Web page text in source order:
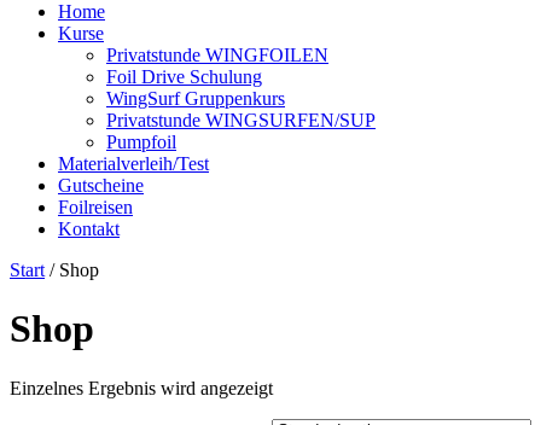
Home
Kurse
Privatstunde WINGFOILEN
Foil Drive Schulung
WingSurf Gruppenkurs
Privatstunde WINGSURFEN/SUP
Pumpfoil
Materialverleih/Test​
Gutscheine
Foilreisen
Kontakt
Start / Shop
Shop
Einzelnes Ergebnis wird angezeigt